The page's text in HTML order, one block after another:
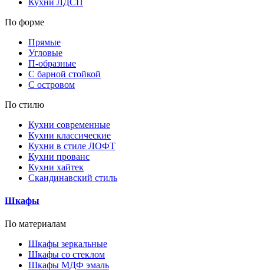
По форме
Прямые
Угловые
П-образные
С барной стойкой
С островом
По стилю
Кухни современные
Кухни классические
Кухни в стиле ЛОФТ
Кухни прованс
Кухни хайтек
Скандинавский стиль
Шкафы
По материалам
Шкафы зеркальные
Шкафы со стеклом
Шкафы МДФ эмаль